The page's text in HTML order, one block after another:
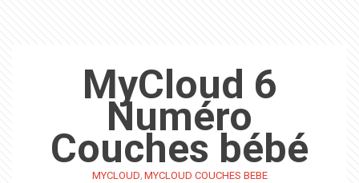
MyCloud 6
Numéro
Couches bébé
MYCLOUD, MYCLOUD COUCHES BEBE